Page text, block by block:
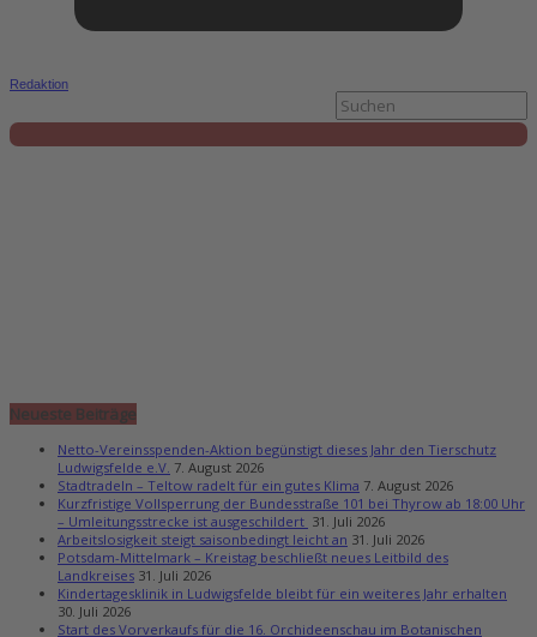
Redaktion
Neueste Beiträge
Netto-Vereinsspenden-Aktion begünstigt dieses Jahr den Tierschutz
Ludwigsfelde e.V. 7. August 2026
Stadtradeln – Teltow radelt für ein gutes Klima 7. August 2026
Kurzfristige Vollsperrung der Bundesstraße 101 bei Thyrow ab 18:00 Uhr
– Umleitungsstrecke ist ausgeschildert 31. Juli 2026
Arbeitslosigkeit steigt saisonbedingt leicht an 31. Juli 2026
Potsdam-Mittelmark – Kreistag beschließt neues Leitbild des
Landkreises 31. Juli 2026
Kindertagesklinik in Ludwigsfelde bleibt für ein weiteres Jahr erhalten
30. Juli 2026
Start des Vorverkaufs für die 16. Orchideenschau im Botanischen